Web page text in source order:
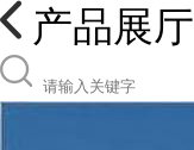
产品展厅